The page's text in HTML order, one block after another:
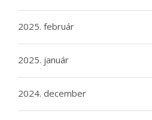
2025. február
2025. január
2024. december